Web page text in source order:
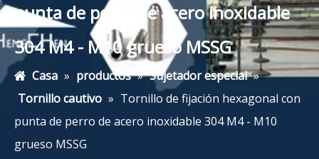
punta de perro de acero inoxidable
304 M4 - M10 grueso MSSG
Casa » productos » Sujetador especial »
Tornillo cautivo » Tornillo de fijación hexagonal con
punta de perro de acero inoxidable 304 M4 - M10
grueso MSSG